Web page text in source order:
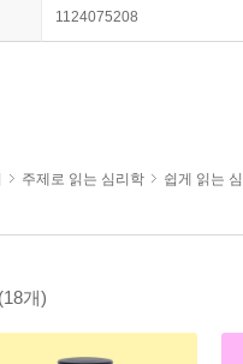
1124075208
주제로 읽는 심리학 쉽게 읽는
(18개)